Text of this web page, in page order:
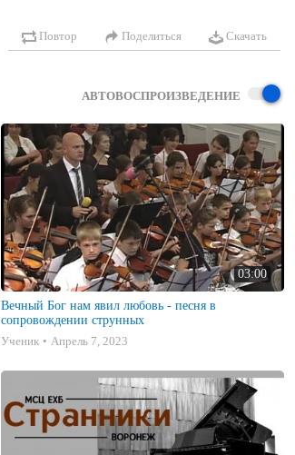
Повтор Поделиться Скачать
АВТОВОСПРОИЗВЕДЕНИЕ
03:00
Вечный Бог нам явил любовь - песня в
сопровождении струнных
Ученик
Апрель 7, 2023